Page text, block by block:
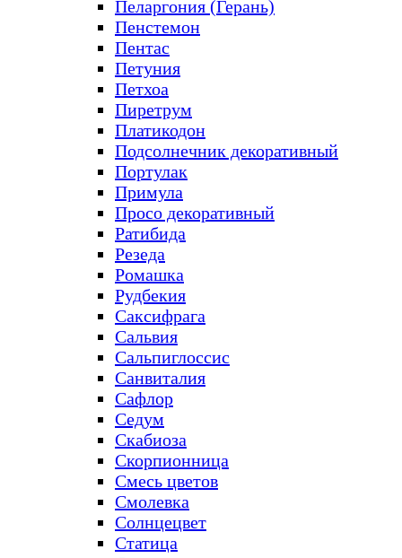
Пеларгония (Герань)
Пенстемон
Пентас
Петуния
Петхоа
Пиретрум
Платикодон
Подсолнечник декоративный
Портулак
Примула
Просо декоративный
Ратибида
Резеда
Ромашка
Рудбекия
Саксифрага
Сальвия
Сальпиглоссис
Санвиталия
Сафлор
Седум
Скабиоза
Скорпионница
Смесь цветов
Смолевка
Солнцецвет
Статица